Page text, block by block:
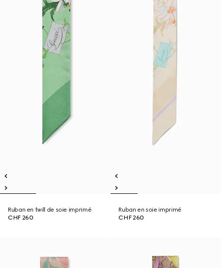
Ruban en twill de soie imprimé
CHF 260
Ruban en soie imprimé
CHF 260